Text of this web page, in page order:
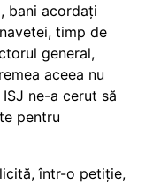
bani acordați
timp de
general,
aceea nu
ne-a cerut să
pentru
într-o petiție,